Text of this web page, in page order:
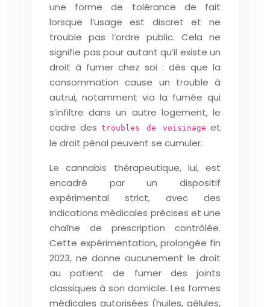
une forme de tolérance de fait
lorsque l’usage est discret et ne
trouble pas l’ordre public. Cela ne
signifie pas pour autant qu’il existe un
droit à fumer chez soi : dès que la
consommation cause un trouble à
autrui, notamment via la fumée qui
s’infiltre dans un autre logement, le
cadre des troubles de voisinage et
le droit pénal peuvent se cumuler.
Le cannabis thérapeutique, lui, est
encadré par un dispositif
expérimental strict, avec des
indications médicales précises et une
chaîne de prescription contrôlée.
Cette expérimentation, prolongée fin
2023, ne donne aucunement le droit
au patient de fumer des joints
classiques à son domicile. Les formes
médicales autorisées (huiles, gélules,